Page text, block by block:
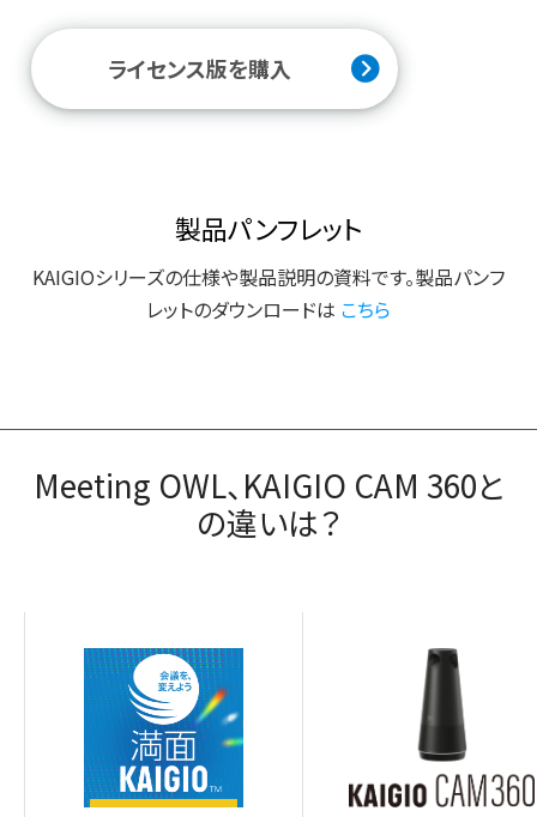
ライセンス版を購入
製品パンフレット
KAIGIOシリーズの仕様や製品説明の資料です。製品パンフ
レットのダウンロードは こちら
Meeting OWL、KAIGIO CAM 360と
の違いは？